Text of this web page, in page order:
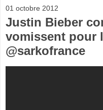
01 octobre 2012
Justin Bieber
vomissent pour
@sarkofrance